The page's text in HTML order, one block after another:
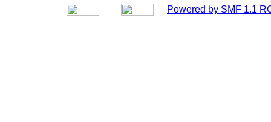
Powered by SMF 1.1